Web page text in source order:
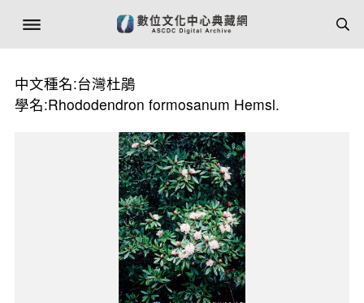
中文種名:台灣杜鵑
學名:Rhododendron formosanum Hemsl.